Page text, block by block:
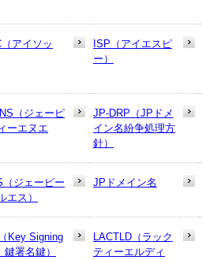
（アイソッ
ISP（アイエスピ
ー）
（ジェーピ
ーエヌエ
JP-DRP（JPドメ
イン名紛争処理方
針）
（ジェーピー
エス）
JPドメイン名
Key Signing
鍵署名鍵）
LACTLD（ラック
ティーエルディ